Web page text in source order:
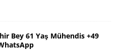
Bey 61 Yaş Mühendis +49